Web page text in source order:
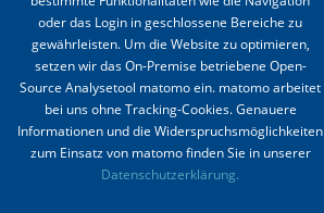
Stellenmarkt
Kongresskalender
Impressum Datenschutz
oder das Login in geschlossene Bereiche zu
gewährleisten. Um die Website zu optimieren,
setzen wir das On-Premise betriebene Open-
Source Analysetool matomo ein. matomo arbeitet
bei uns ohne Tracking-Cookies. Genauere
Informationen und die Widerspruchsmöglichkeiten
zum Einsatz von matomo finden Sie in unserer
Datenschutzerklärung.